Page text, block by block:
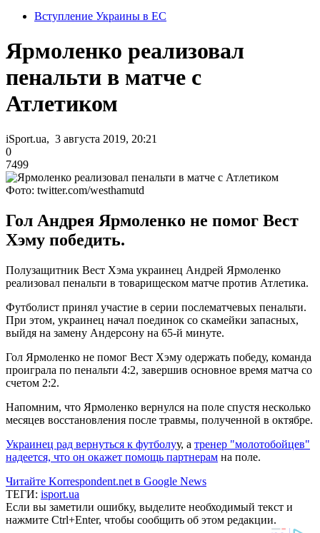
Вступление Украины в ЕС
Ярмоленко реализовал
пенальти в матче с
Атлетиком
iSport.ua, 3 августа 2019, 20:21
0
7499
Фото: twitter.com/westhamutd
Гол Андрея Ярмоленко не помог Вест
Хэму победить.
Полузащитник Вест Хэма украинец Андрей Ярмоленко
реализовал пенальти в товарищеском матче против Атлетика.
Футболист принял участие в серии послематчевых пенальти.
При этом, украинец начал поединок со скамейки запасных,
выйдя на замену Андерсону на 65-й минуте.
Гол Ярмоленко не помог Вест Хэму одержать победу, команда
проиграла по пенальти 4:2, завершив основное время матча со
счетом 2:2.
Напомним, что Ярмоленко вернулся на поле спустя несколько
месяцев восстановления после травмы, полученной в октябре.
Украинец рад вернуться к футболуу, а тренер "молотобойцев"
надеется, что он окажет помощь партнерам на поле.
Читайте Korrespondent.net в Google News
ТЕГИ: isport.ua
Если вы заметили ошибку, выделите необходимый текст и
нажмите Ctrl+Enter, чтобы сообщить об этом редакции.